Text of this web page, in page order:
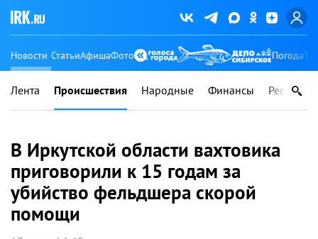
Новости СтатьиАфишаФото Погода
Лента Происшествия Народные Финансы Регионы
В Иркутской области вахтовика
приговорили к 15 годам за
убийство фельдшера скорой
помощи